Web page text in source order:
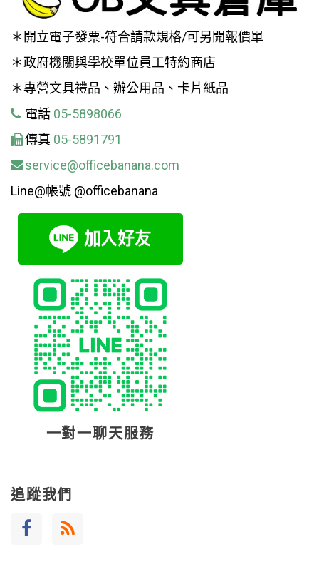
＊開立電子發票-符合請款規格/可另開報價單
＊政府機關與學校單位員工特約商店
＊專營文具禮品、辦公用品、卡片紙品
電話 05-5898066
傳真 05-5891791
service@officebanana.com
Line@帳號 @officebanana
一對一聊天服務
追蹤我們